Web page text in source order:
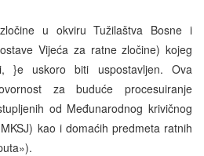
u okviru Tužilaštva Bosne i
Vijeća za ratne zločine) kojeg
}e uskoro biti uspostavljen. Ova
za buduće procesuiranje
od Međunarodnog krivičnog
kao i domaćih predmeta ratnih